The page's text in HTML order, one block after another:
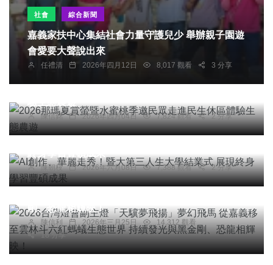
社會 綜合新聞
嘉義家扶中心集結社會力量守護兒少 舉辦親子園遊
會愛要大聲說出來
任禮清 2026年四月12日 8,017 觀看 3 分享
綜合新聞
2026那瑪夏賞螢暨水蜜桃季邀民眾走進民生休區體
陳信銘 2026年四月04日 7,824 觀看 2 分享
文教
AI創作、華麗走秀！暨大第三人生大學結業式 展現
陳朝枝 2026年六月08日 7,388 觀看 2 分享
旅遊
2026台灣燈會副主燈「天驥夢飛揚」夢幻飛馬 從
剛、恐龍相輝映！
陳信利 2026年三月25日
14,312 觀看
18 分享